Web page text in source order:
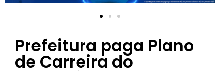
Prefeitura paga Plano
de Carreira do